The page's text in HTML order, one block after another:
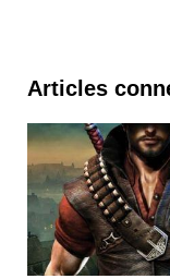
Articles